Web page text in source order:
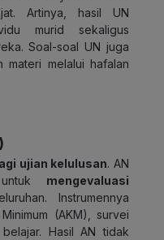
Artinya, hasil UN
murid sekaligus
Soal-soal UN juga
melalui hafalan
ujian kelulusan. AN
mengevaluasi
Instrumennya
(AKM), survei
Hasil AN tidak